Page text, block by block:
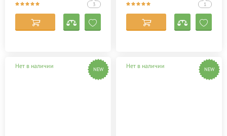
3 1
Нет в наличии NEW Нет в наличии NEW